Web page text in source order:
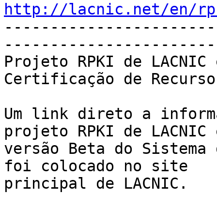
http://lacnic.net/en/
Projeto RPKI de
Certificação de
Um link direto a
projeto RPKI de
versão Beta do
foi colocado no site
principal de LACNIC.